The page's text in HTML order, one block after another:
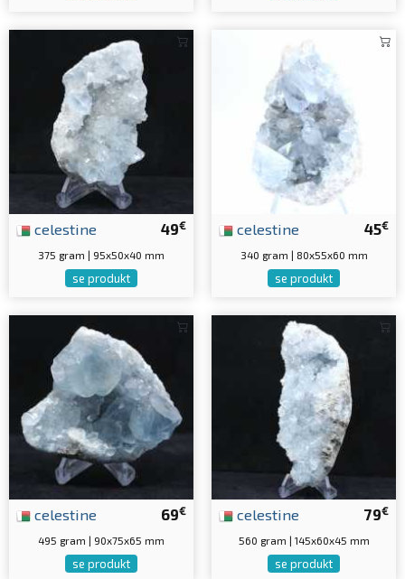
49€
celestine
375 gram | 95x50x40 mm
se produkt
45€
celestine
340 gram | 80x55x60 mm
se produkt
69€
celestine
495 gram | 90x75x65 mm
se produkt
79€
celestine
560 gram | 145x60x45 mm
se produkt